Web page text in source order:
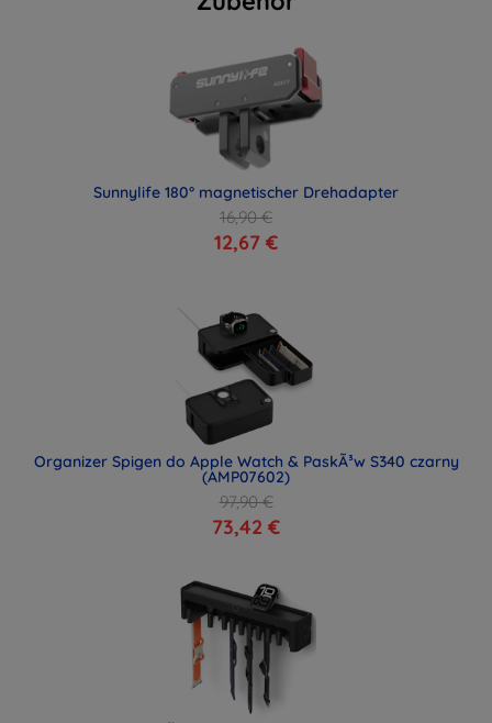
Sunnylife 180° magnetischer Drehadapter
16,90 €
12,67 €
Organizer Spigen do Apple Watch & PaskÃ³w S340 czarny
(AMP07602)
97,90 €
73,42 €